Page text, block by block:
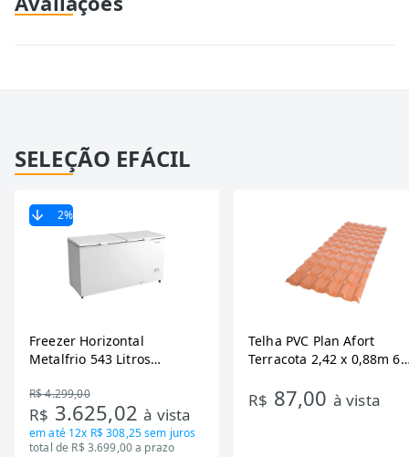
SELEÇÃO EFÁCIL
2%
Freezer Horizontal
Metalfrio 543 Litros
Tecnologia Inverter, Branco,
Bivolt
R$ 4.299,00
R$ 3.625,02à vista
em até 12x R$ 308,25sem juros
total de R$ 3.699,00 a prazo
Telha PVC Plan Afort
Terracota 2,42 x 0,88m 6
R$ 87,00 à vista